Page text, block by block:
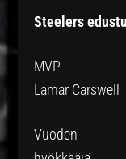
Steelers
Lamar Carswell
Vuoden